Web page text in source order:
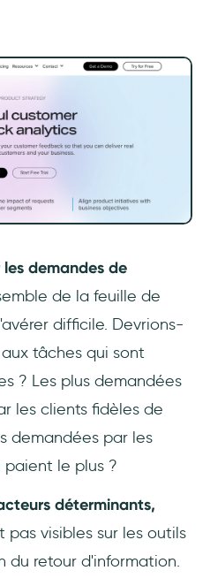
demandes de
de la feuille de
difficile. Devrions-
tâches qui sont
? Les plus demandées
les clients fidèles de
demandées par les
le plus ?
déterminants,
pas visibles sur les outils
du retour d'information.